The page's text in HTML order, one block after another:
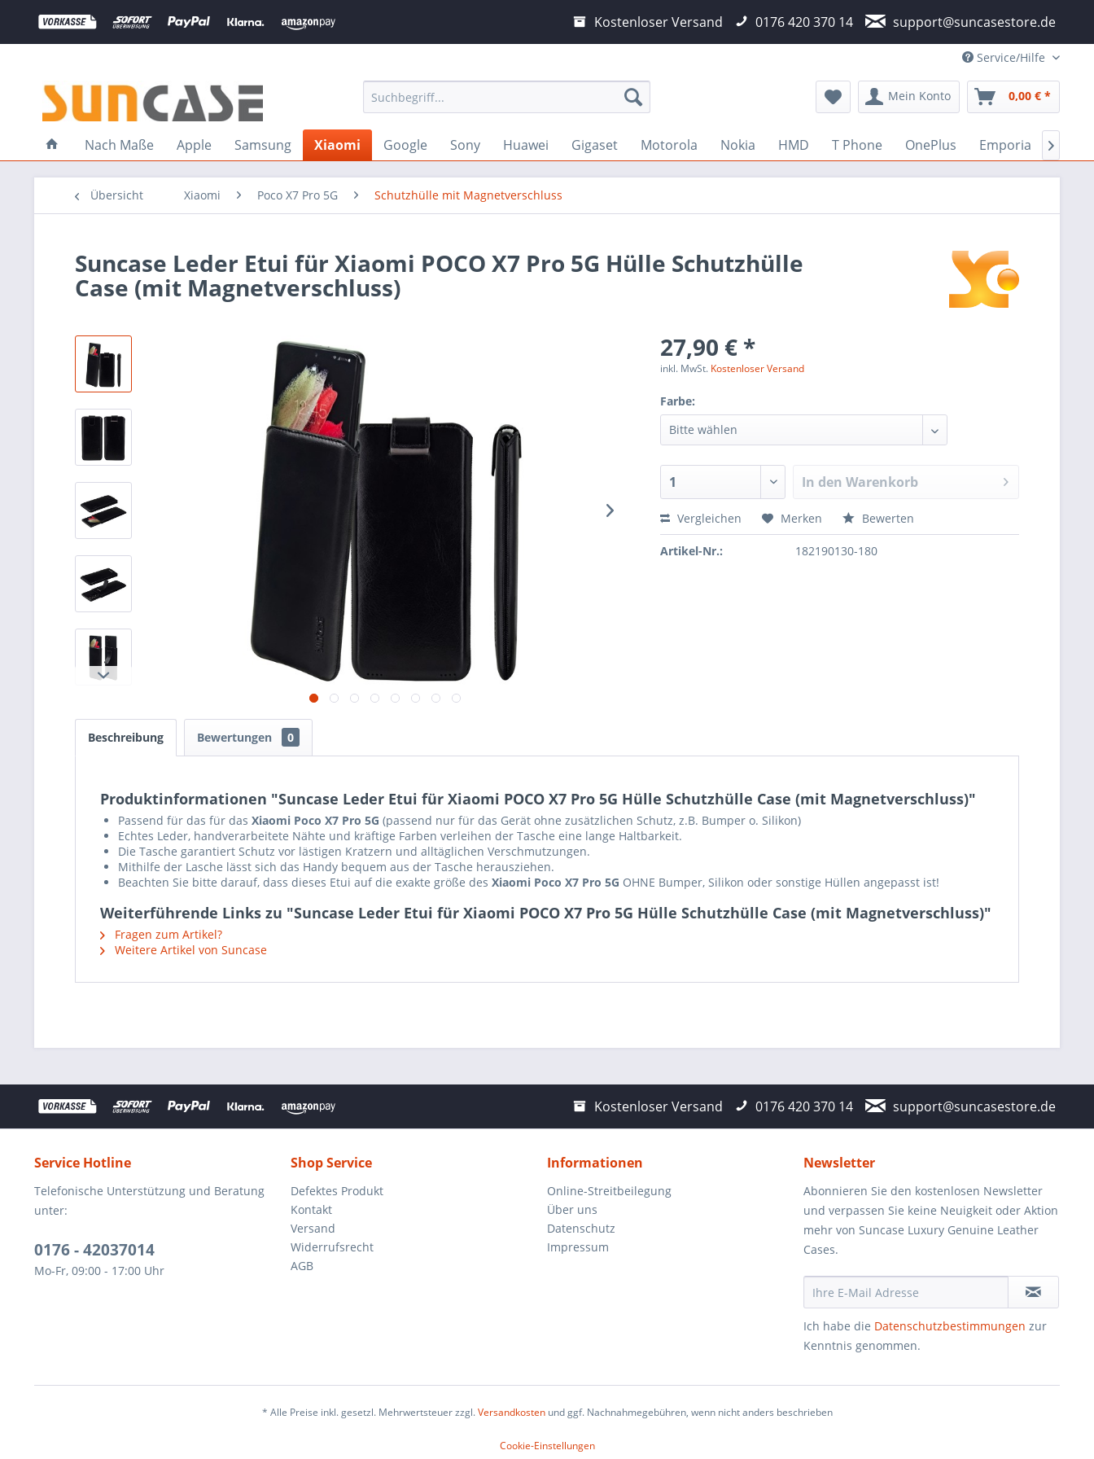
Kostenloser Versand 0176 420 370 14 support@suncasestore.de
Service/Hilfe
Mein Konto 0,00 € *
Nach Maße Apple Samsung Xiaomi Google Sony Huawei Gigaset Motorola Nokia HMD T Phone OnePlus Emporia 
Übersicht Xiaomi Poco X7 Pro 5G Schutzhülle mit Magnetverschluss
Suncase Leder Etui für Xiaomi POCO X7 Pro 5G Hülle Schutzhülle
Case (mit Magnetverschluss)
27,90 € *
inkl. MwSt. Kostenloser Versand
Farbe:
In den Warenkorb
Vergleichen Merken Bewerten
Artikel-Nr.: 182190130-180
Beschreibung Bewertungen 0
Produktinformationen "Suncase Leder Etui für Xiaomi POCO X7 Pro 5G Hülle Schutzhülle Case (mit Magnetverschluss)"
Passend für das für das Xiaomi Poco X7 Pro 5G (passend nur für das Gerät ohne zusätzlichen Schutz, z.B. Bumper o. Silikon)
Echtes Leder, handverarbeitete Nähte und kräftige Farben verleihen der Tasche eine lange Haltbarkeit.
Die Tasche garantiert Schutz vor lästigen Kratzern und alltäglichen Verschmutzungen.
Mithilfe der Lasche lässt sich das Handy bequem aus der Tasche herausziehen.
Beachten Sie bitte darauf, dass dieses Etui auf die exakte größe des Xiaomi Poco X7 Pro 5G OHNE Bumper, Silikon oder sonstige Hüllen angepasst ist!
Weiterführende Links zu "Suncase Leder Etui für Xiaomi POCO X7 Pro 5G Hülle Schutzhülle Case (mit Magnetverschluss)"
Fragen zum Artikel?
Weitere Artikel von Suncase
Kostenloser Versand 0176 420 370 14 support@suncasestore.de
Service Hotline
Telefonische Unterstützung und Beratung
unter:
0176 - 42037014
Mo-Fr, 09:00 - 17:00 Uhr
Shop Service
Defektes Produkt
Kontakt
Versand
Widerrufsrecht
AGB
Informationen
Online-Streitbeilegung
Über uns
Datenschutz
Impressum
Newsletter
Abonnieren Sie den kostenlosen Newsletter
und verpassen Sie keine Neuigkeit oder Aktion
mehr von Suncase Luxury Genuine Leather
Cases.
Ich habe die Datenschutzbestimmungen zur
Kenntnis genommen.
* Alle Preise inkl. gesetzl. Mehrwertsteuer zzgl.Versandkostenund ggf. Nachnahmegebühren, wenn nicht anders beschrieben
Cookie-Einstellungen